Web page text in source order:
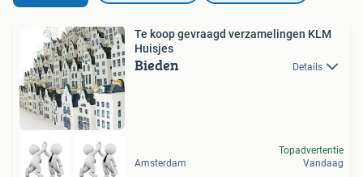
Te koop gevraagd verzamelingen KLM
Huisjes
Bieden Details
Amsterdam
Topadvertentie
Vandaag